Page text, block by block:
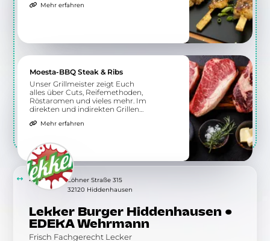
nationale Küche wird hier
Mehr erfahren
Moesta-BBQ Steak & Ribs
Unser Grillmeister zeigt Euch
alles über Cuts, Reifemethoden,
Röstaromen und vieles mehr. Im
direkten und indirekten Grillen
die richtige Zubereitung
Mehr erfahren
Lekker Burger Hiddenhausen •
EDEKA Wehrmann
Frisch Fachgerecht Lecker
4.53 km
Löhner Straße 315
32120 Hiddenhausen